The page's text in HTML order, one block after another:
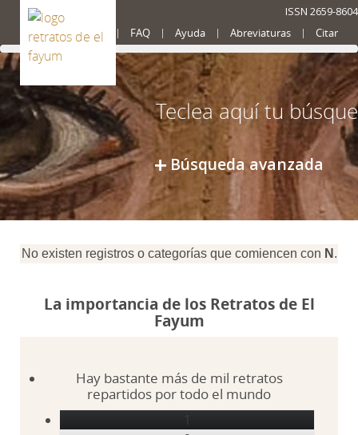
ISSN 2659-8604
Presentación FAQ Ayuda Abreviaturas Citar
Búsqueda avanzada
No existen registros o categorías que comiencen con N .
La importancia de los Retratos de El
Fayum
Hay bastante más de mil retratos
repartidos por todo el mundo
1